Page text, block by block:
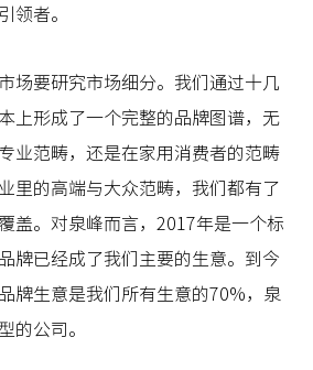
领者。
场要研究市场细分。我们通过十几
上形成了一个完整的品牌图谱，无
业范畴，还是在家用消费者的范畴
里的高端与大众范畴，我们都有了
盖。对泉峰而言，2017年是一个标
牌已经成了我们主要的生意。到今
牌生意是我们所有生意的70%，泉
的公司。